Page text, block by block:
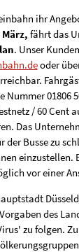
ihr
fährt das
. Unser
oder
Nummer 01806
/ 60 Cent
Das
der Busse zu
einzustellen.
vor einer
des
zu folgen.